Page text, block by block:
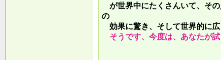
が世界中にたくさんいて、そ
の
効果に驚き、そして世界的に
そうです、今度は、あなたが